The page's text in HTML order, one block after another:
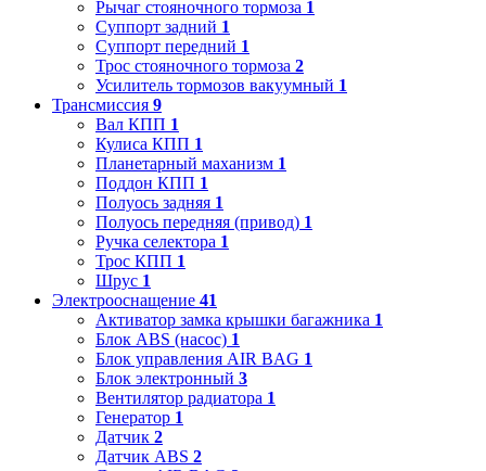
Рычаг стояночного тормоза 1
Суппорт задний 1
Суппорт передний 1
Трос стояночного тормоза 2
Усилитель тормозов вакуумный 1
Трансмиссия 9
Вал КПП 1
Кулиса КПП 1
Планетарный маханизм 1
Поддон КПП 1
Полуось задняя 1
Полуось передняя (привод) 1
Ручка селектора 1
Трос КПП 1
Шрус 1
Электрооснащение 41
Активатор замка крышки багажника 1
Блок ABS (насос) 1
Блок управления AIR BAG 1
Блок электронный 3
Вентилятор радиатора 1
Генератор 1
Датчик 2
Датчик ABS 2